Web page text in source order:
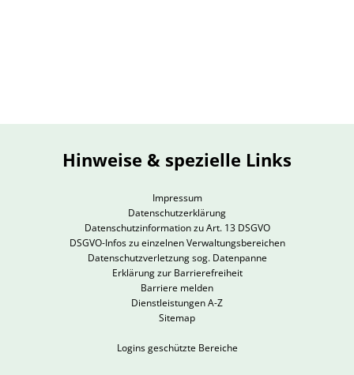
Hinweise & spezielle Links
Impressum
Datenschutzerklärung
Datenschutzinformation zu Art. 13 DSGVO
DSGVO-Infos zu einzelnen Verwaltungsbereichen
Datenschutzverletzung sog. Datenpanne
Erklärung zur Barrierefreiheit
Barriere melden
Dienstleistungen A-Z
Sitemap
Logins geschützte Bereiche